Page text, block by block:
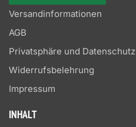
Versandinformationen
AGB
Privatsphäre und Datenschutz
Widerrufsbelehrung
Impressum
INHALT